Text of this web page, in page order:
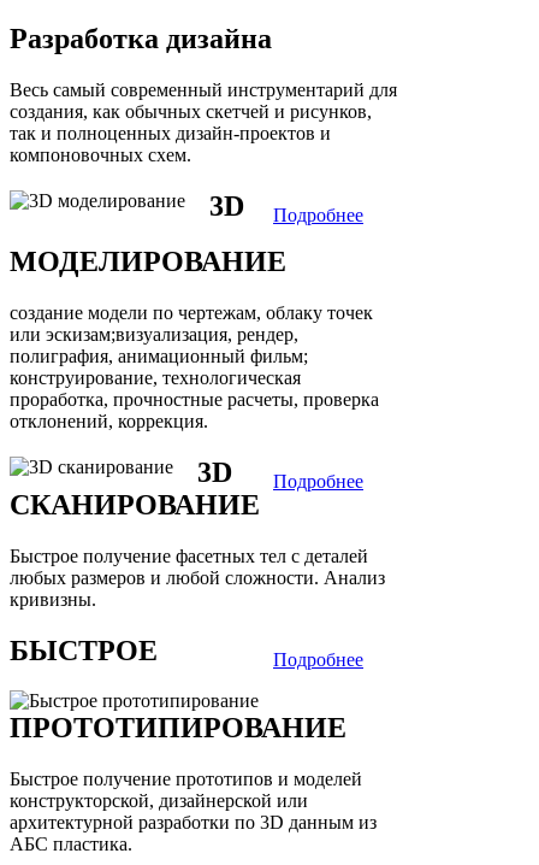
Разработка дизайна
Весь самый современный инструментарий для
создания, как обычных скетчей и рисунков,
так и полноценных дизайн-проектов и
компоновочных схем.
Подробнее
3D
МОДЕЛИРОВАНИЕ
создание модели по чертежам, облаку точек
или эскизам;визуализация, рендер,
полиграфия, анимационный фильм;
конструирование, технологическая
проработка, прочностные расчеты, проверка
отклонений, коррекция.
Подробнее
3D
СКАНИРОВАНИЕ
Быстрое получение фасетных тел с деталей
любых размеров и любой сложности. Анализ
кривизны.
Подробнее
БЫСТРОЕ
ПРОТОТИПИРОВАНИЕ
Быстрое получение прототипов и моделей
конструкторской, дизайнерской или
архитектурной разработки по 3D данным из
АБС пластика.